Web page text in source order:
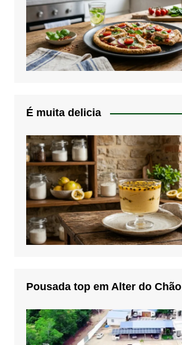
É muita delicia
Pousada top em Alter do Chão